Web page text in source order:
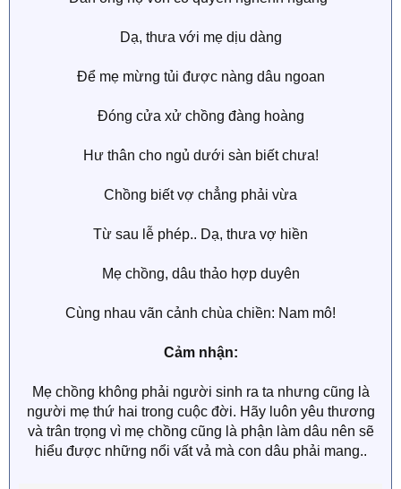
Dạ, thưa với mẹ dịu dàng
Để mẹ mừng tủi được nàng dâu ngoan
Đóng cửa xử chồng đàng hoàng
Hư thân cho ngủ dưới sàn biết chưa!
Chồng biết vợ chẳng phải vừa
Từ sau lễ phép.. Dạ, thưa vợ hiền
Mẹ chồng, dâu thảo hợp duyên
Cùng nhau vãn cảnh chùa chiền: Nam mô!
Cảm nhận:
Mẹ chồng không phải người sinh ra ta nhưng cũng là
người mẹ thứ hai trong cuộc đời. Hãy luôn yêu thương
và trân trọng vì mẹ chồng cũng là phận làm dâu nên sẽ
hiểu được những nổi vất vả mà con dâu phải mang..​